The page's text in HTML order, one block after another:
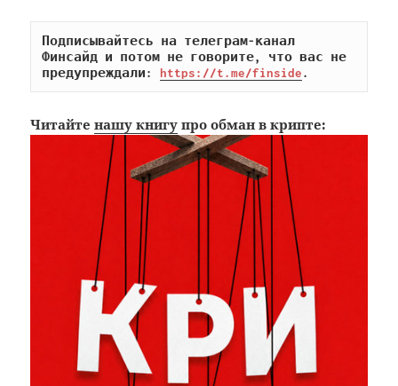
Подписывайтесь на телеграм-канал
Финсайд и потом не говорите, что вас не
предупреждали: https://t.me/finside.
Читайтенашу книгу про обман в крипте: